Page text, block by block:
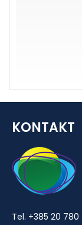
KONTAKT
Tel. +385 20